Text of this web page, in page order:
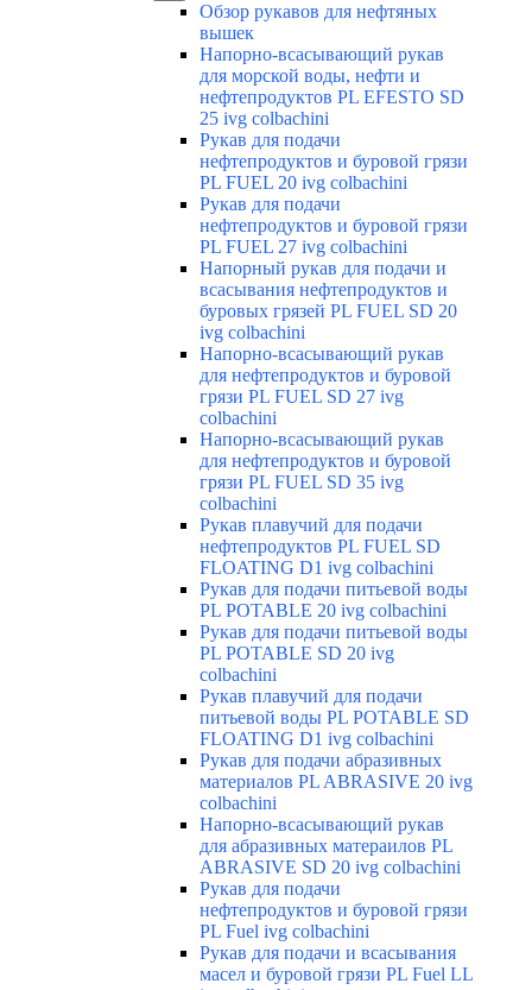
Обзор рукавов для нефтяных
вышек
Напорно-всасывающий рукав
для морской воды, нефти и
нефтепродуктов PL EFESTO SD
25 ivg colbachini
Рукав для подачи
нефтепродуктов и буровой грязи
PL FUEL 20 ivg colbachini
Рукав для подачи
нефтепродуктов и буровой грязи
PL FUEL 27 ivg colbachini
Напорный рукав для подачи и
всасывания нефтепродуктов и
буровых грязей PL FUEL SD 20
ivg colbachini
Напорно-всасывающий рукав
для нефтепродуктов и буровой
грязи PL FUEL SD 27 ivg
colbachini
Напорно-всасывающий рукав
для нефтепродуктов и буровой
грязи PL FUEL SD 35 ivg
colbachini
Рукав плавучий для подачи
нефтепродуктов PL FUEL SD
FLOATING D1 ivg colbachini
Рукав для подачи питьевой воды
PL POTABLE 20 ivg colbachini
Рукав для подачи питьевой воды
PL POTABLE SD 20 ivg
colbachini
Рукав плавучий для подачи
питьевой воды PL POTABLE SD
FLOATING D1 ivg colbachini
Рукав для подачи абразивных
материалов PL ABRASIVE 20 ivg
colbachini
Напорно-всасывающий рукав
для абразивных матераилов PL
ABRASIVE SD 20 ivg colbachini
Рукав для подачи
нефтепродуктов и буровой грязи
PL Fuel ivg colbachini
Рукав для подачи и всасывания
масел и буровой грязи PL Fuel LL